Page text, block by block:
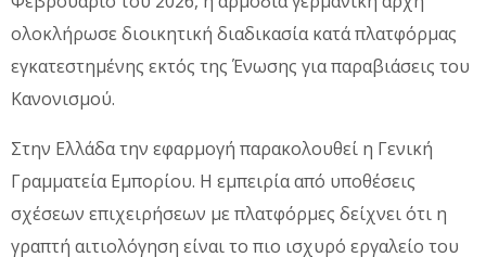
ολοκλήρωσε διοικητική διαδικασία κατά πλατφόρμας
εγκατεστημένης εκτός της Ένωσης για παραβιάσεις του
Κανονισμού.
Στην Ελλάδα την εφαρμογή παρακολουθεί η Γενική
Γραμματεία Εμπορίου. Η εμπειρία από υποθέσεις
σχέσεων επιχειρήσεων με πλατφόρμες δείχνει ότι η
γραπτή αιτιολόγηση είναι το πιο ισχυρό εργαλείο του